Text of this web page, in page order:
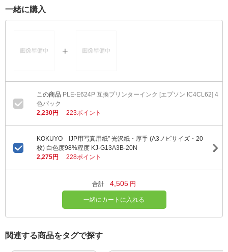
一緒に購入
PLE-E624P 互換プリンターインク [エプソン IC4CL62] 4
色パック
2,230円
223ポイント
KOKUYO IJP用写真用紙” 光沢紙・厚手 (A3ノビサイズ・20
枚) 白色度98%程度 KJ-G13A3B-20N
2,275円
228ポイント
合計 4,505 円
一緒にカートに入れる
関連する商品をタグで探す